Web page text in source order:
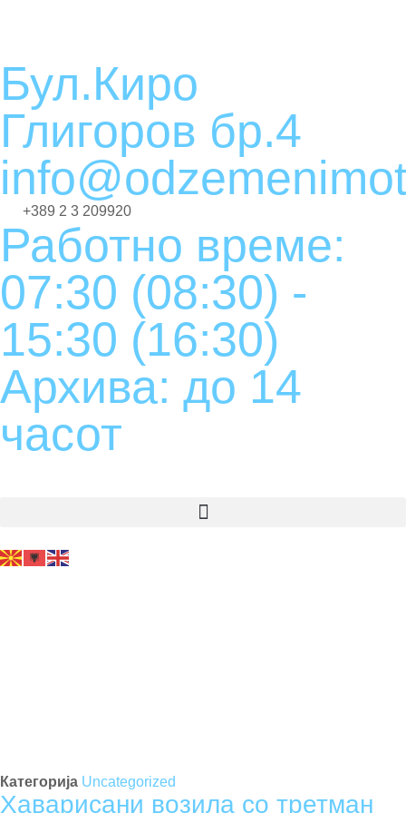
Бул.Киро
Глигоров бр.4
+389 2 3 209920
Работно време:
07:30 (08:30) -
15:30 (16:30)
Архива: до 14
часот
Категорија Uncategorized
Хаварисани возила со третман